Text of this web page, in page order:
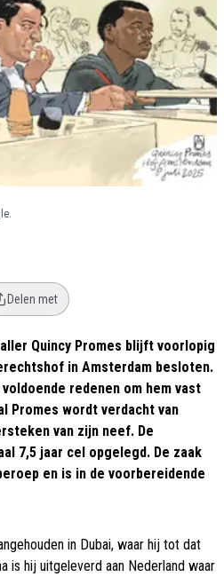
Delen met
Quincy Promes blijft voorlopig
in Amsterdam besloten.
redenen om hem vast
Promes wordt verdacht van
van zijn neef. De
7,5 jaar cel opgelegd. De zaak
en is in de voorbereidende
in Dubai, waar hij tot dat
is hij uitgeleverd aan Nederland waar